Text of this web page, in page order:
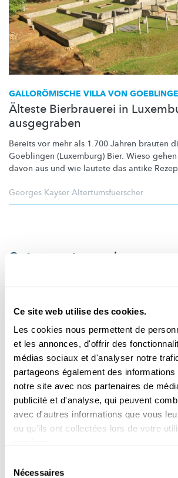
Ce site web utilise des cookies.
Les cookies nous permettent de
et les annonces, d'offrir des
médias sociaux et d'analyser notre
partageons également des
notre site avec nos partenaires de
publicité et d'analyse, qui peuvent
avec d'autres informations que vous
ou qu'ils ont collectées lors de votre
Nécessaires
GALLORÖMISCHE VILLA VON
Älteste Bierbrauerei in
ausgegraben
Bereits vor mehr als 1.700 Jahren brauten
Goeblingen (Luxemburg) Bier. Wieso
davon aus und wie lautete das antike
Georges Kayser Altertumsfuerscher
Suivez science.lu
Ces plugins sont masqués car
Pour les voir, veuillez changer vos
préférences.
CHANGER MES
Abonnez-vous à notre